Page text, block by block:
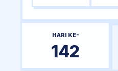
HARI KE-
142